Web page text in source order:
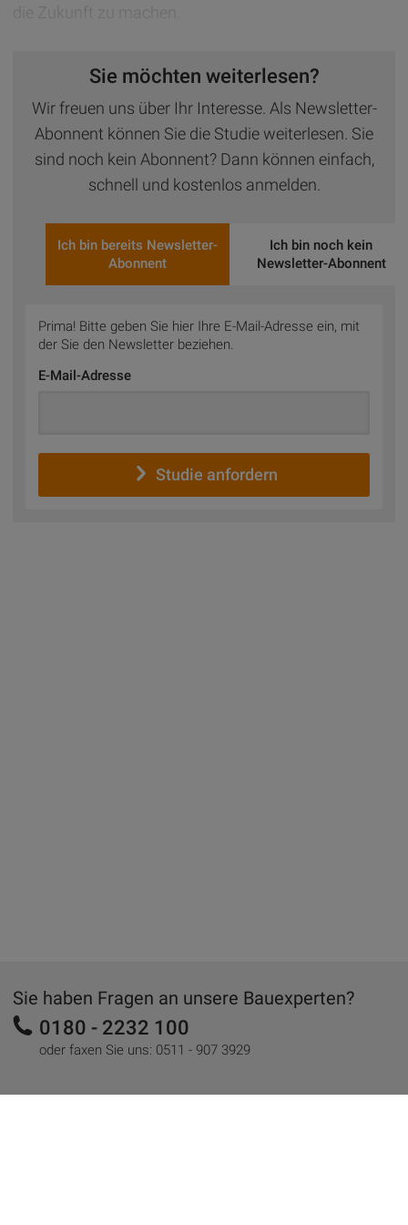
die Zukunft zu machen.
Sie möchten weiterlesen?
Wir freuen uns über Ihr Interesse. Als Newsletter-
Abonnent können Sie die Studie weiterlesen. Sie
sind noch kein Abonnent? Dann können einfach,
schnell und kostenlos anmelden.
Ich bin bereits Newsletter-
Abonnent
Ich bin noch kein
Newsletter-Abonnent
Prima! Bitte geben Sie hier Ihre E-Mail-Adresse ein, mit
der Sie den Newsletter beziehen.
E-Mail-Adresse
Studie anfordern
Sie haben Fragen an unsere Bauexperten?
0180 - 2232 100
oder faxen Sie uns: 0511 - 907 3929